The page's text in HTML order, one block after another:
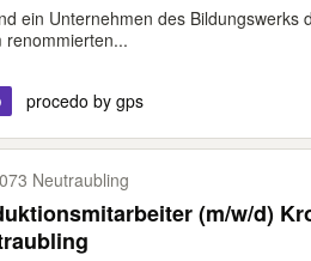
ein Unternehmen des Bildungswerks
renommierten...
procedo by gps
Neutraubling
(m/w/d)